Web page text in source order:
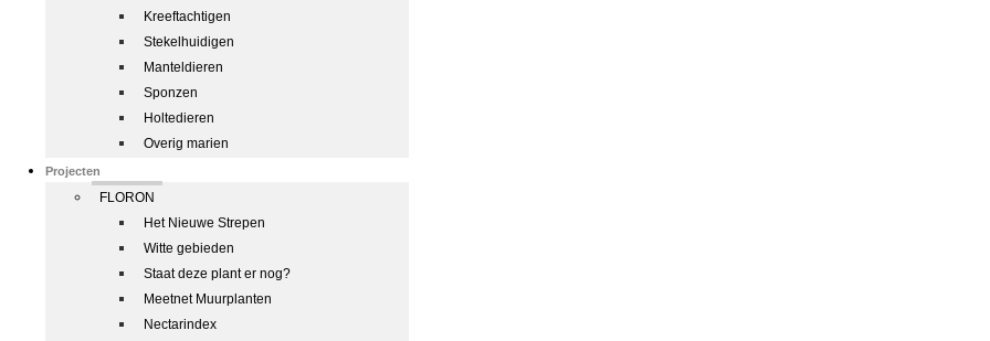
Kreeftachtigen
Stekelhuidigen
Manteldieren
Sponzen
Holtedieren
Overig marien
Projecten
FLORON
Het Nieuwe Strepen
Witte gebieden
Staat deze plant er nog?
Meetnet Muurplanten
Nectarindex